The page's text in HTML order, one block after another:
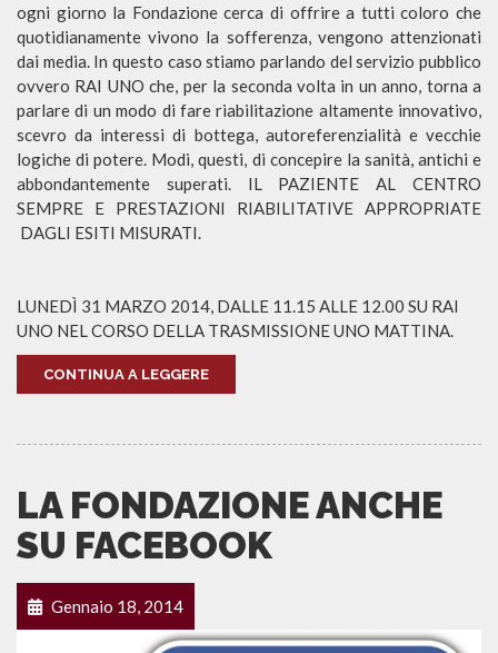
ogni giorno la Fondazione cerca di offrire a tutti coloro che
quotidianamente vivono la sofferenza, vengono attenzionati
dai media. In questo caso stiamo parlando del servizio pubblico
ovvero RAI UNO che, per la seconda volta in un anno, torna a
parlare di un modo di fare riabilitazione altamente innovativo,
scevro da interessi di bottega, autoreferenzialità e vecchie
logiche di potere. Modi, questi, di concepire la sanità, antichi e
abbondantemente superati. IL PAZIENTE AL CENTRO
SEMPRE E PRESTAZIONI RIABILITATIVE APPROPRIATE
DAGLI ESITI MISURATI.
LUNEDÌ 31 MARZO 2014, DALLE 11.15 ALLE 12.00 SU RAI
UNO NEL CORSO DELLA TRASMISSIONE UNO MATTINA.
CONTINUA A LEGGERE
LA FONDAZIONE ANCHE
SU FACEBOOK
Gennaio 18, 2014